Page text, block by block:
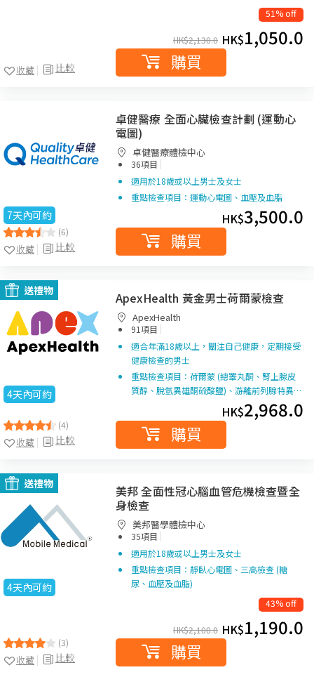
比較
收藏
51% off
HK$2,130.0 HK$1,050.0
購買
7天內可約
(6)
比較
收藏
卓健醫療 全面心臟檢查計劃 (運動心
電圖)
卓健醫療體檢中心
36項目 |
適用於18歲或以上男士及女士
重點檢查項目：運動心電圖、血壓及血脂
HK$3,500.0
購買
送禮物
4天內可約
(4)
比較
收藏
ApexHealth 黃金男士荷爾蒙檢查
ApexHealth
91項目 |
適合年滿18歲以上，關注自己健康，定期接受
健康檢查的男士
重點檢查項目：荷爾蒙 (總睪丸酮、腎上腺皮
質醇、脫氫異雄酮硫酸鹽)、游離前列腺特異…
HK$2,968.0
購買
送禮物
4天內可約
(3)
比較
收藏
美邦 全面性冠心腦血管危機檢查暨全
身檢查
美邦醫學體檢中心
35項目 |
適用於18歲或以上男士及女士
重點檢查項目：靜臥心電圖、三高檢查 (糖
尿、血壓及血脂)
43% off
HK$2,100.0 HK$1,190.0
購買